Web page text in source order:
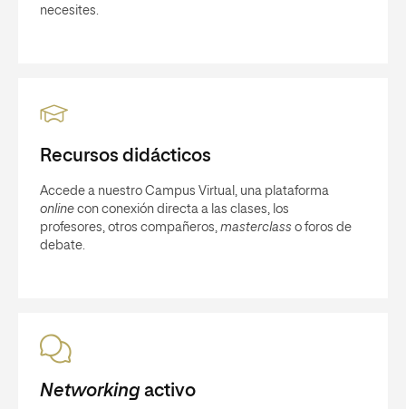
necesites.
Recursos didácticos
Accede a nuestro Campus Virtual, una plataforma
online con conexión directa a las clases, los
profesores, otros compañeros, masterclass o foros de
debate.
Networkingactivo